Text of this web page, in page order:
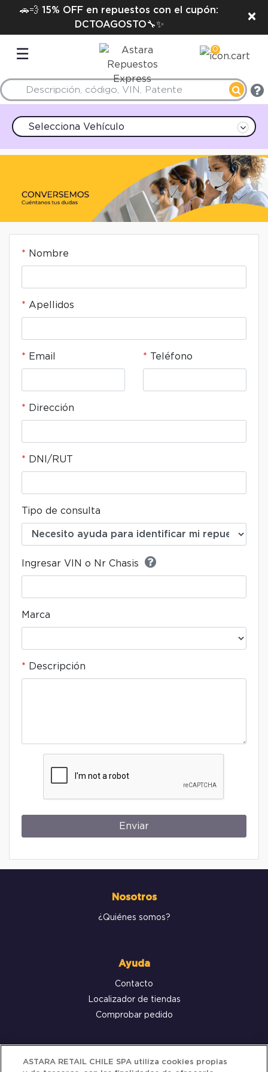
🚗💨 15% OFF en repuestos con el cupón:
DCTOAGOSTO🔧✨
×
☰ 0
Selecciona Vehículo
Nombre
Apellidos
Email Teléfono
Dirección
DNI/RUT
Tipo de consulta
Ingresar VIN o Nr Chasis
Marca
Descripción
Enviar
Nosotros
¿Quiénes somos?
Ayuda
Contacto
Localizador de tiendas
Comprobar pedido
Servicio al cliente
ASTARA RETAIL CHILE SPA utiliza cookies propias